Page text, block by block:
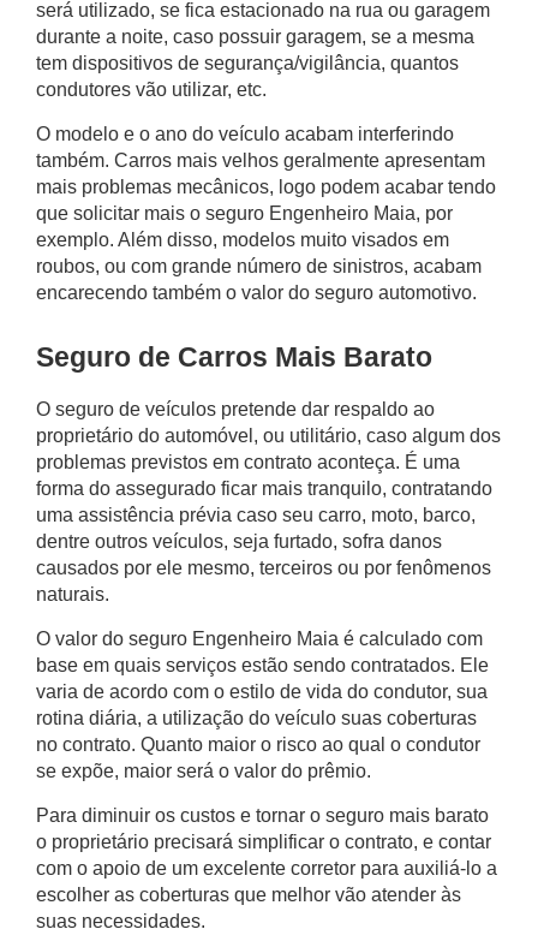
será utilizado, se fica estacionado na rua ou garagem
durante a noite, caso possuir garagem, se a mesma
tem dispositivos de segurança/vigilância, quantos
condutores vão utilizar, etc.
O modelo e o ano do veículo acabam interferindo
também. Carros mais velhos geralmente apresentam
mais problemas mecânicos, logo podem acabar tendo
que solicitar mais o seguro Engenheiro Maia, por
exemplo. Além disso, modelos muito visados em
roubos, ou com grande número de sinistros, acabam
encarecendo também o valor do seguro automotivo.
Seguro de Carros Mais Barato
O seguro de veículos pretende dar respaldo ao
proprietário do automóvel, ou utilitário, caso algum dos
problemas previstos em contrato aconteça. É uma
forma do assegurado ficar mais tranquilo, contratando
uma assistência prévia caso seu carro, moto, barco,
dentre outros veículos, seja furtado, sofra danos
causados por ele mesmo, terceiros ou por fenômenos
naturais.
O valor do seguro Engenheiro Maia é calculado com
base em quais serviços estão sendo contratados. Ele
varia de acordo com o estilo de vida do condutor, sua
rotina diária, a utilização do veículo suas coberturas
no contrato. Quanto maior o risco ao qual o condutor
se expõe, maior será o valor do prêmio.
Para diminuir os custos e tornar o seguro mais barato
o proprietário precisará simplificar o contrato, e contar
com o apoio de um excelente corretor para auxiliá-lo a
escolher as coberturas que melhor vão atender às
suas necessidades.